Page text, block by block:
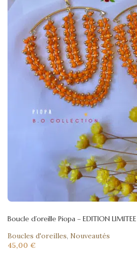
Boucle d’oreille Piopa – EDITION LIMITEE
Boucles d'oreilles, Nouveautés
45,00 €